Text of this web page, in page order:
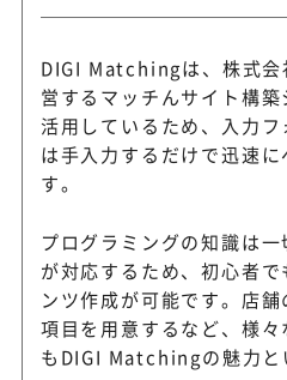
DIGI Matchingは、株式会
営するマッチんサイト構
活用しているため、入力
は手入力するだけで迅速
す。
プログラミングの知識は
が対応するため、初心者
ンツ作成が可能です。店
項目を用意するなど、様
もDIGI Matchingの魅力と